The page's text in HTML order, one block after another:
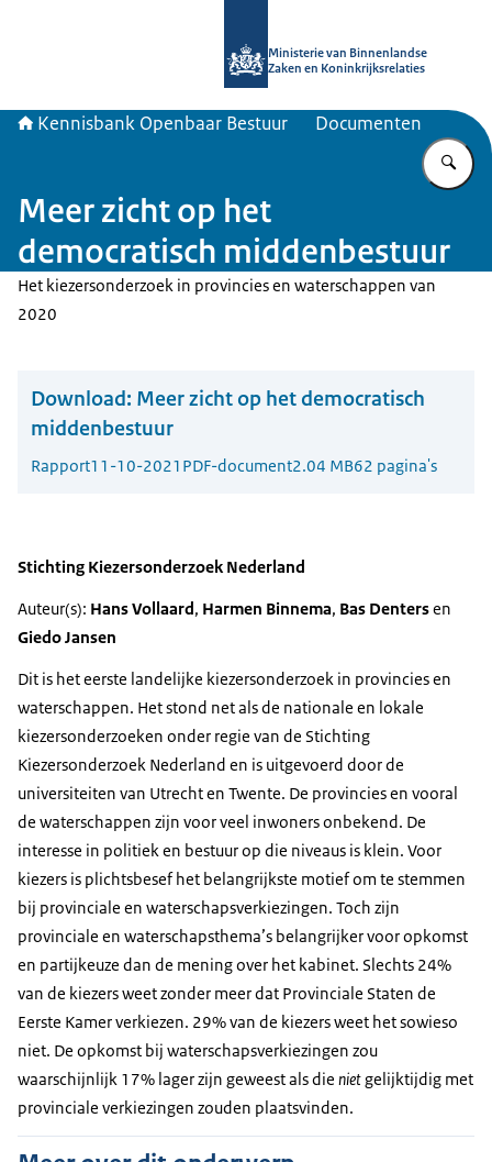
Ministerie van Binnenlandse
Zaken en Koninkrijksrelaties
Kennisbank Openbaar Bestuur Documenten
Meer zicht op het
democratisch middenbestuur
Het kiezersonderzoek in provincies en waterschappen van
2020
Download: Meer zicht op het democratisch
middenbestuur
Rapport11-10-2021 PDF-document2.04 MB62 pagina's
Stichting Kiezersonderzoek Nederland
Auteur(s): Hans Vollaard , Harmen Binnema, Bas Dentersen
Giedo Jansen
Dit is het eerste landelijke kiezersonderzoek in provincies en
waterschappen. Het stond net als de nationale en lokale
kiezersonderzoeken onder regie van de Stichting
Kiezersonderzoek Nederland en is uitgevoerd door de
universiteiten van Utrecht en Twente. De provincies en vooral
de waterschappen zijn voor veel inwoners onbekend. De
interesse in politiek en bestuur op die niveaus is klein. Voor
kiezers is plichtsbesef het belangrijkste motief om te stemmen
bij provinciale en waterschapsverkiezingen. Toch zijn
provinciale en waterschapsthema’s belangrijker voor opkomst
en partijkeuze dan de mening over het kabinet. Slechts 24%
van de kiezers weet zonder meer dat Provinciale Staten de
Eerste Kamer verkiezen. 29% van de kiezers weet het sowieso
niet. De opkomst bij waterschapsverkiezingen zou
waarschijnlijk 17% lager zijn geweest als die nietgelijktijdig met
provinciale verkiezingen zouden plaatsvinden.